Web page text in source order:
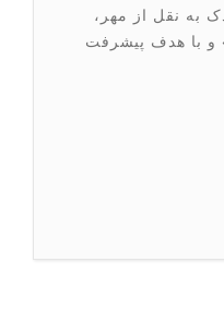
از مهر،
پیشرفت